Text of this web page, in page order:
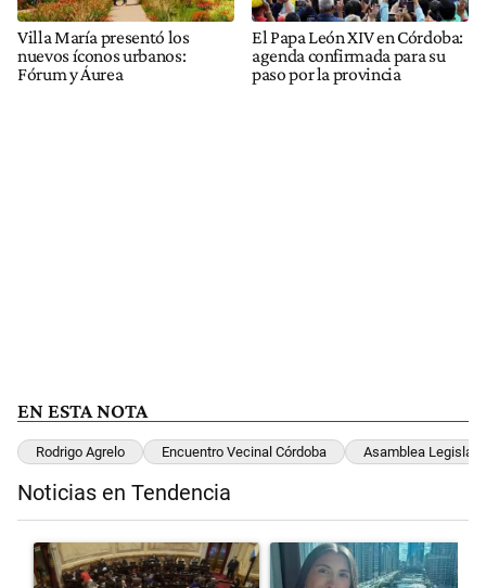
Villa María presentó los
nuevos íconos urbanos:
Fórum y Áurea
El Papa León XIV en Córdoba:
agenda confirmada para su
paso por la provincia
EN ESTA NOTA
Rodrigo Agrelo Encuentro Vecinal Córdoba Asamblea
Noticias en Tendencia
Un artículo de tendencia con el título "El Senado dio media sanción
Un artículo de tendencia con el